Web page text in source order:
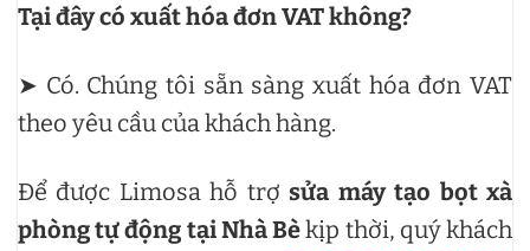
Tại đây có xuất hóa đơn VAT không?
➤ Có. Chúng tôi sẵn sàng xuất hóa đơn VAT
theo yêu cầu của khách hàng.
Để được Limosa hỗ trợsửa máy tạo bọt xà
phòng tự động tại Nhà Bèkịp thời, quý khách